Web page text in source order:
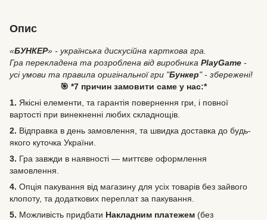
Опис
«БУНКЕР» - українська дискусійна карткова гра.
Гра перекладена та розроблена від виробника PlayGame -
усі умови та правила оригінальної гри "Бункер" - збережені!
🎯 *7 причин замовити саме у нас:*
1. Якісні елементи, та гарантія повернення гри, і повної
вартості при винекненні любих складнощів.
2. Відправка в день замовлення, та швидка доставка до будь-
якого куточка України.
3. Гра завжди в наявності — миттєве оформлення
замовлення.
4. Опція пакування від магазину для усіх товарів без зайвого
клопоту, та додаткових переплат за пакування.
5. Можливість придбати Накладним платежем (без